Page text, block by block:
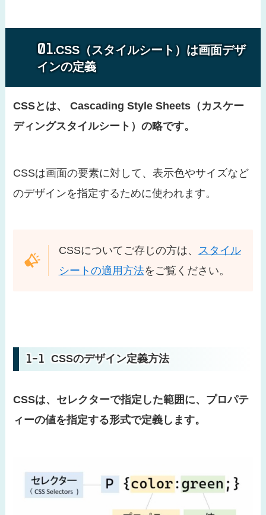
CSS（スタイルシート）は画面デザ
インの定義
CSSとは、 Cascading Style Sheets（カスケー
ディングスタイルシート）の略です。
CSSは画面の要素に対して、表示色やサイズなど
のデザインを指定するために使われます。
CSSについてご存じの方は、 スタイル
シートの適用方法をご覧ください。
CSSのデザイン定義方法
CSSは、セレクターで指定した範囲に、プロパテ
ィーの値を指定する形式で定義します。